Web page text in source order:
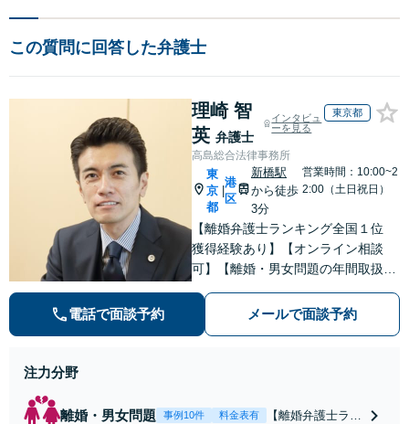
この質問に回答した弁護士
理崎 智
英 弁護士
インタビュ
ーを見る
東京都
高島総合法律事務所
東
京
都
港
区
新橋駅
から徒歩
3分
営業時間：10:00~2
2:00（土日祝日）
【離婚弁護士ランキング全国１位
獲得経験あり】【オンライン相談
可】【離婚・男女問題の年間取扱件
き寝入りしたくないという方は是非
ご相談ください。
電話で面談予約 メールで面談予約
注力分野
離婚・男女問題 事例10件 料金表有
【離婚弁護士ラン